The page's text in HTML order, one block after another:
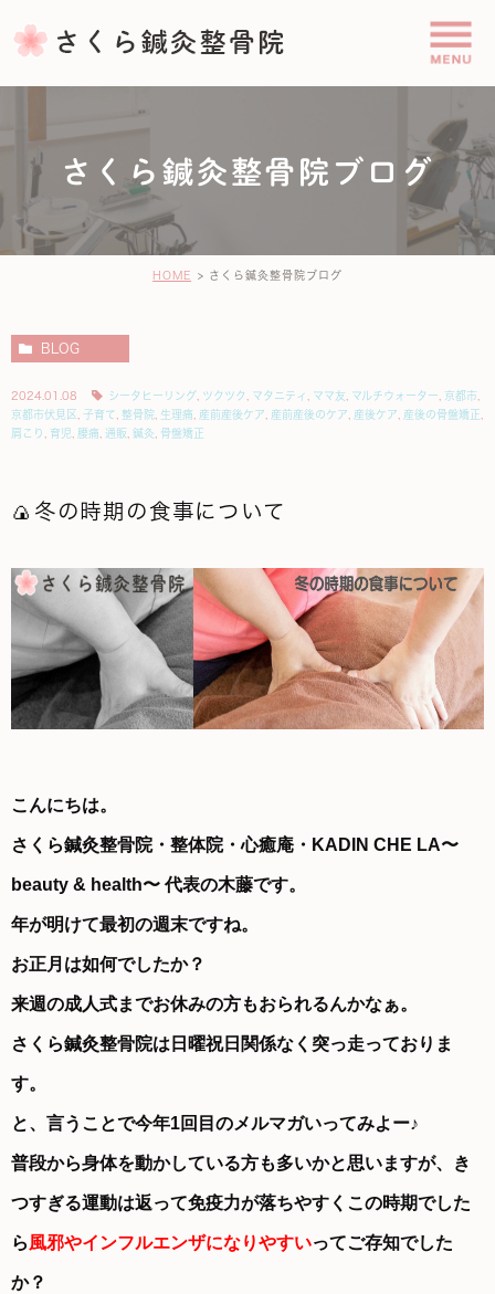
さくら鍼灸整骨院ブログ
HOME さくら鍼灸整骨院ブログ
BLOG
2024.01.08 シータヒーリング ツクツク マタニティ ママ友 マルチウォーター 京都市
京都市伏見区
子育て 整骨院 生理痛 産前産後ケア 産前産後のケア 産後ケア 産後の骨盤矯正
肩こり
育児 腰痛 通販 鍼灸 骨盤矯正
🍙冬の時期の食事について
こんにちは。
さくら鍼灸整骨院・整体院・心癒庵・KADIN CHE LA〜
beauty & health〜 代表の木藤です。
年が明けて最初の週末ですね。
お正月は如何でしたか？
来週の成人式までお休みの方もおられるんかなぁ。
さくら鍼灸整骨院は日曜祝日関係なく突っ走っておりま
す。
と、言うことで今年1回目のメルマガいってみよー♪
普段から身体を動かしている方も多いかと思いますが、き
つすぎる運動は返って免疫力が落ちやすくこの時期でした
ら風邪やインフルエンザになりやすいってご存知でした
か？